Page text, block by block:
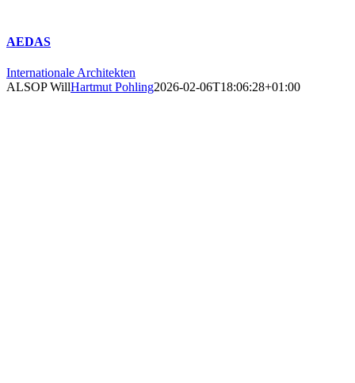
AEDAS
Internationale Architekten
ALSOP WillHartmut Pohling2026-02-06T18:06:28+01:00